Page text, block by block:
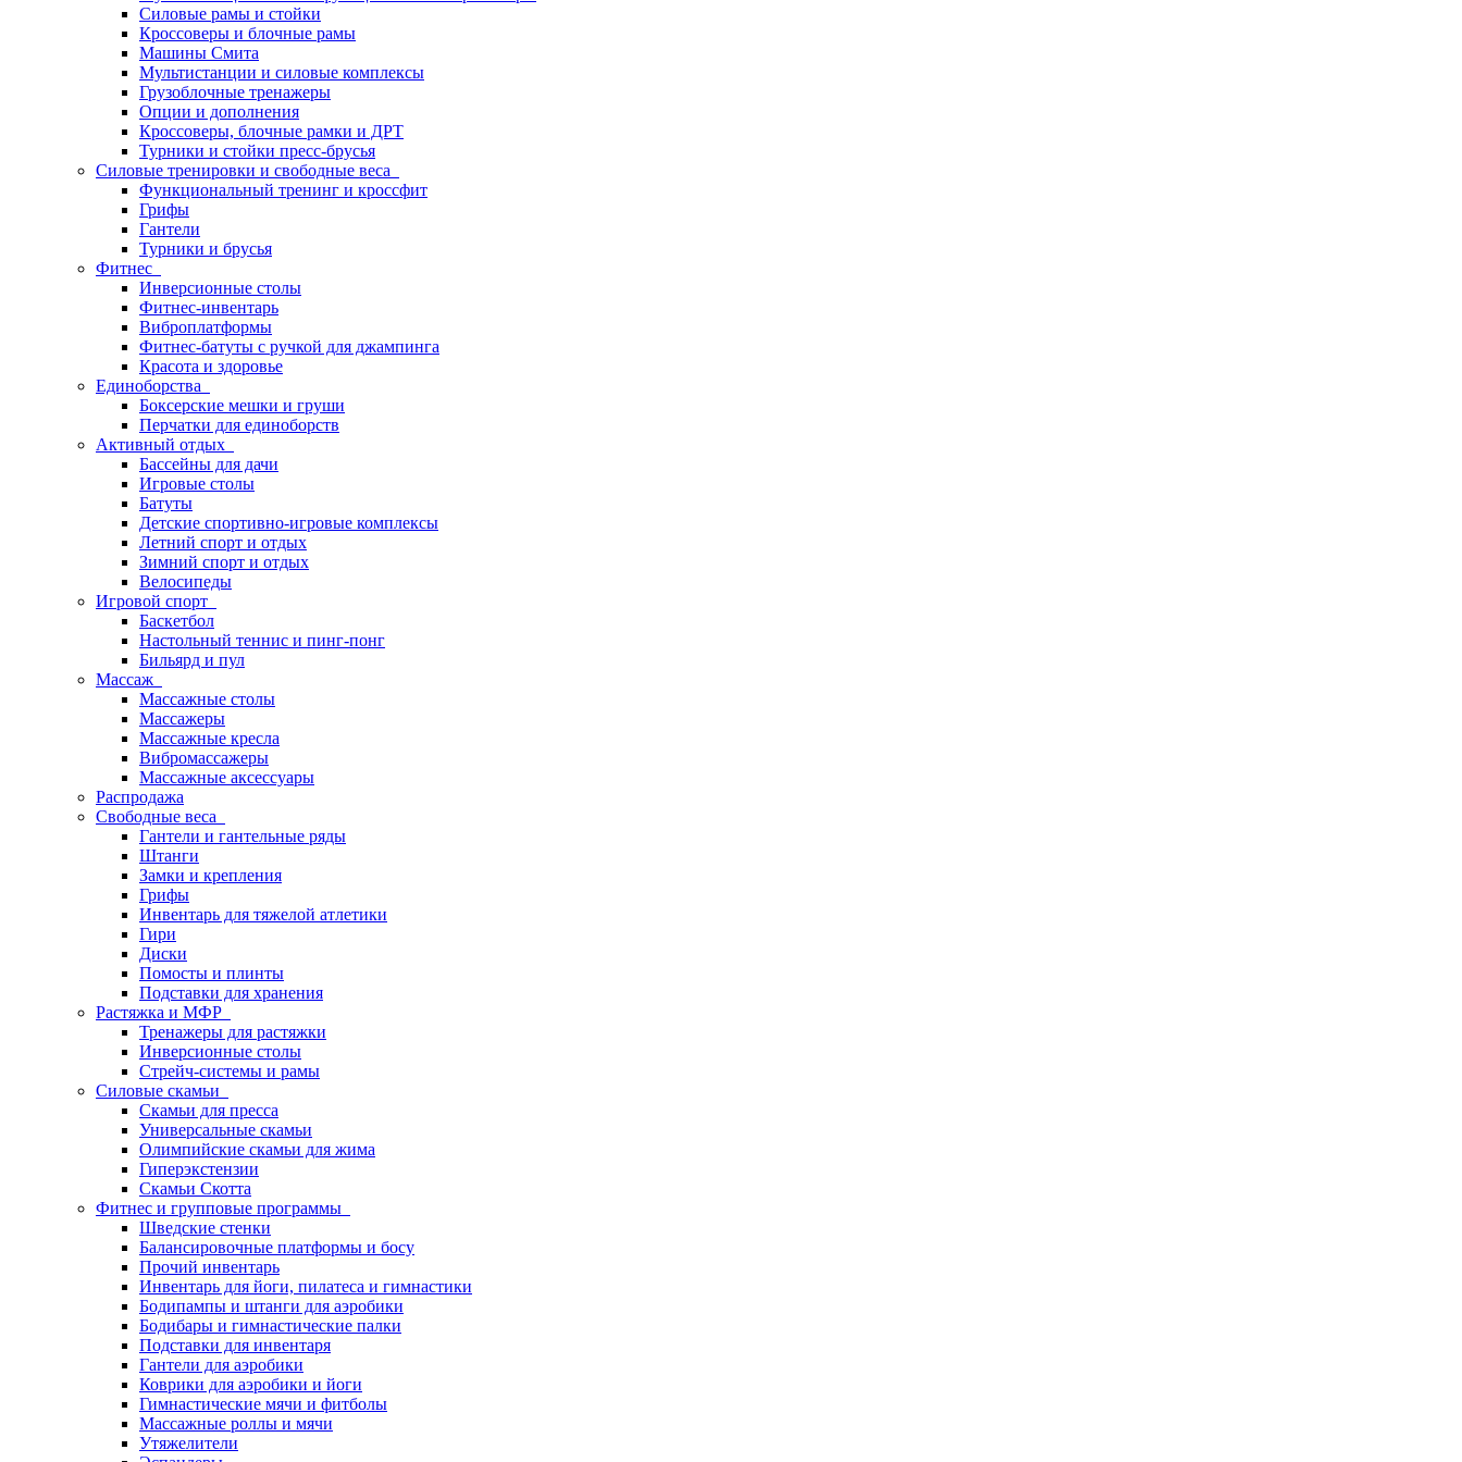
Силовые рамы и стойки
Кроссоверы и блочные рамы
Машины Смита
Мультистанции и силовые комплексы
Грузоблочные тренажеры
Опции и дополнения
Кроссоверы, блочные рамки и ДРТ
Турники и стойки пресс-брусья
Силовые тренировки и свободные веса
Функциональный тренинг и кроссфит
Грифы
Гантели
Турники и брусья
Фитнес
Инверсионные столы
Фитнес-инвентарь
Виброплатформы
Фитнес-батуты с ручкой для джампинга
Красота и здоровье
Единоборства
Боксерские мешки и груши
Перчатки для единоборств
Активный отдых
Бассейны для дачи
Игровые столы
Батуты
Детские спортивно-игровые комплексы
Летний спорт и отдых
Зимний спорт и отдых
Велосипеды
Игровой спорт
Баскетбол
Настольный теннис и пинг-понг
Бильярд и пул
Массаж
Массажные столы
Массажеры
Массажные кресла
Вибромассажеры
Массажные аксессуары
Распродажа
Свободные веса
Гантели и гантельные ряды
Штанги
Замки и крепления
Грифы
Инвентарь для тяжелой атлетики
Гири
Диски
Помосты и плинты
Подставки для хранения
Растяжка и МФР
Тренажеры для растяжки
Инверсионные столы
Стрейч-системы и рамы
Силовые скамьи
Скамьи для пресса
Универсальные скамьи
Олимпийские скамьи для жима
Гиперэкстензии
Скамьи Скотта
Фитнес и групповые программы
Шведские стенки
Балансировочные платформы и босу
Прочий инвентарь
Инвентарь для йоги, пилатеса и гимнастики
Бодипампы и штанги для аэробики
Бодибары и гимнастические палки
Подставки для инвентаря
Гантели для аэробики
Коврики для аэробики и йоги
Гимнастические мячи и фитболы
Массажные роллы и мячи
Утяжелители